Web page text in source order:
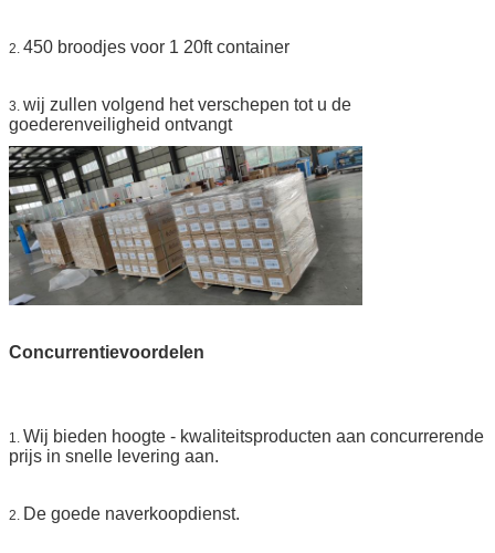
2. 450 broodjes voor 1 20ft container
3. wij zullen volgend het verschepen tot u de
goederenveiligheid ontvangt
Concurrentievoordelen
1. Wij bieden hoogte - kwaliteitsproducten aan concurrerende
prijs in snelle levering aan.
2. De goede naverkoopdienst.